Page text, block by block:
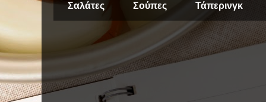
Σαλάτες Σούπες Τάπερινγκ